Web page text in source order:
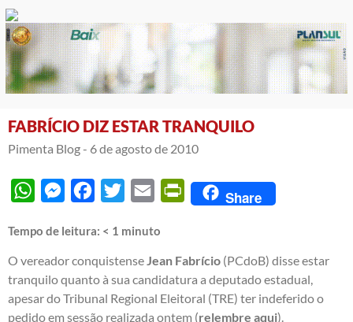
FABRÍCIO DIZ ESTAR TRANQUILO
Pimenta Blog - 6 de agosto de 2010
WhatsAppMessengerFacebook
Twitter Email PrintFriendly
Share
Tempo de leitura: < 1 minuto
O vereador conquistense Jean Fabrício (PCdoB) disse estar
tranquilo quanto à sua candidatura a deputado estadual,
apesar do Tribunal Regional Eleitoral (TRE) ter indeferido o
pedido em sessão realizada ontem (relembre aqui).